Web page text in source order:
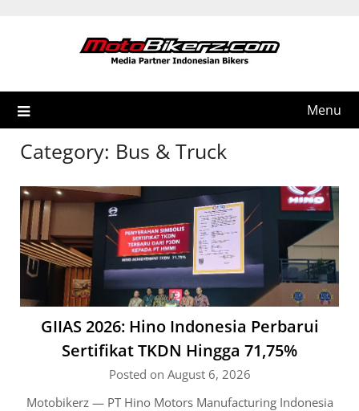
Menu
Category: Bus & Truck
GIIAS 2026: Hino Indonesia Perbarui
Sertifikat TKDN Hingga 71,75%
Posted on August 6, 2026
Motobikerz — PT Hino Motors Manufacturing Indonesia